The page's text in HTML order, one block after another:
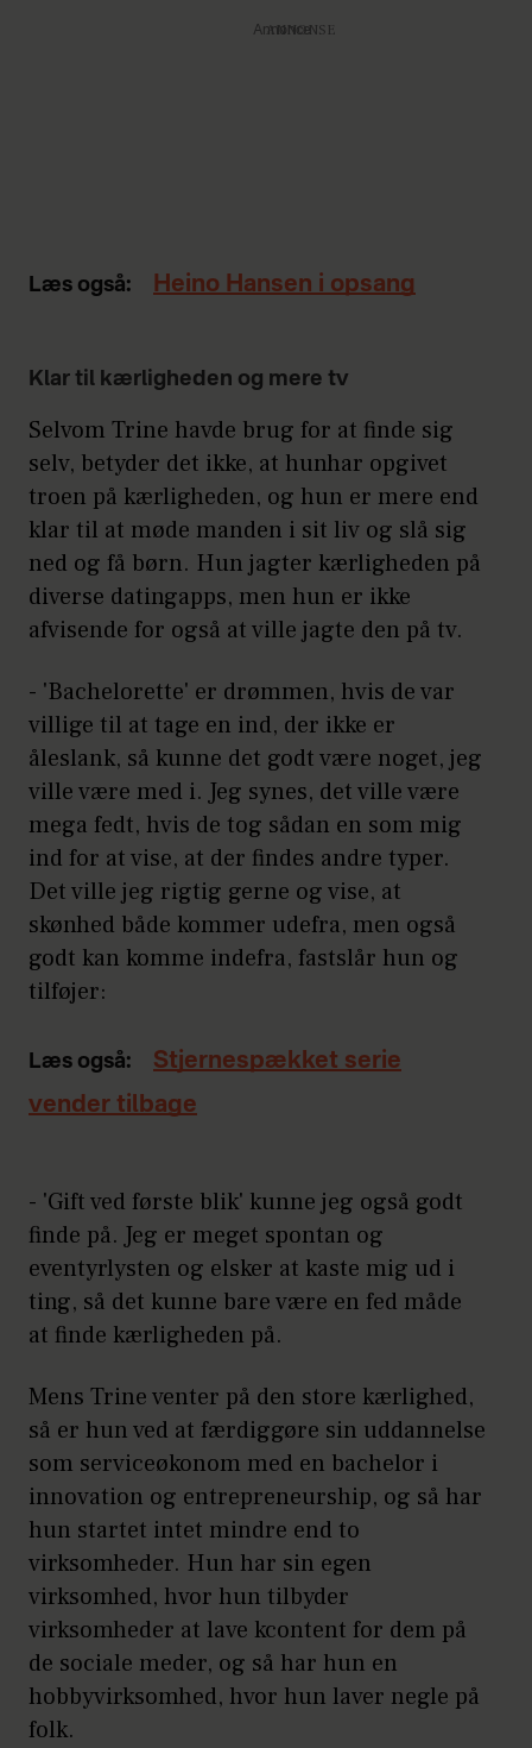
Annonce
Læs også: Heino Hansen i opsang
Klar til kærligheden og mere tv
Selvom Trine havde brug for at finde sig
selv, betyder det ikke, at hunhar opgivet
troen på kærligheden, og hun er mere end
klar til at møde manden i sit liv og slå sig
ned og få børn. Hun jagter kærligheden på
diverse datingapps, men hun er ikke
afvisende for også at ville jagte den på tv.
- 'Bachelorette' er drømmen, hvis de var
villige til at tage en ind, der ikke er
åleslank, så kunne det godt være noget, jeg
ville være med i. Jeg synes, det ville være
mega fedt, hvis de tog sådan en som mig
ind for at vise, at der findes andre typer.
Det ville jeg rigtig gerne og vise, at
skønhed både kommer udefra, men også
godt kan komme indefra, fastslår hun og
tilføjer:
Læs også:
Stjernespækket serie
vender tilbage
- 'Gift ved første blik' kunne jeg også godt
finde på. Jeg er meget spontan og
eventyrlysten og elsker at kaste mig ud i
ting, så det kunne bare være en fed måde
at finde kærligheden på.
Mens Trine venter på den store kærlighed,
så er hun ved at færdiggøre sin uddannelse
som serviceøkonom med en bachelor i
innovation og entrepreneurship, og så har
hun startet intet mindre end to
virksomheder. Hun har sin egen
virksomhed, hvor hun tilbyder
virksomheder at lave kcontent for dem på
de sociale meder, og så har hun en
hobbyvirksomhed, hvor hun laver negle på
folk.